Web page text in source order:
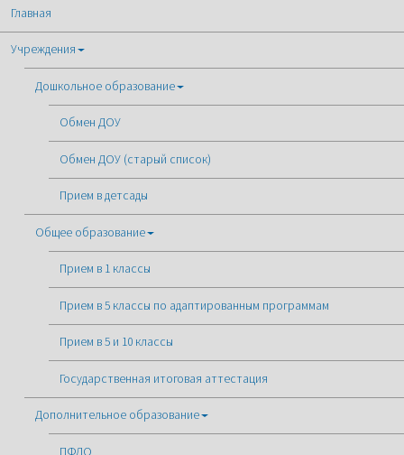
Главная
Учреждения
Дошкольное образование
Обмен ДОУ
Обмен ДОУ (старый список)
Прием в детсады
Общее образование
Прием в 1 классы
Прием в 5 классы по адаптированным программам
Прием в 5 и 10 классы
Государственная итоговая аттестация
Дополнительное образование
ПФДО